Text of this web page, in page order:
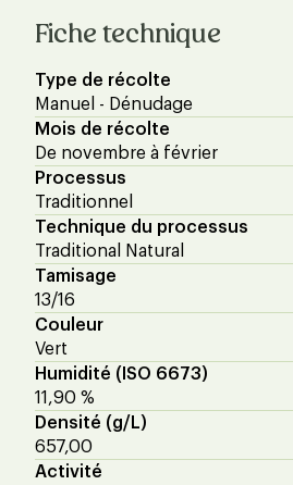
Fiche technique
Type de récolte
Manuel - Dénudage
Mois de récolte
De novembre à février
Processus
Traditionnel
Technique du processus
Traditional Natural
Tamisage
13/16
Couleur
Vert
Humidité (ISO 6673)
11,90 %
Densité (g/L)
657,00
Activité